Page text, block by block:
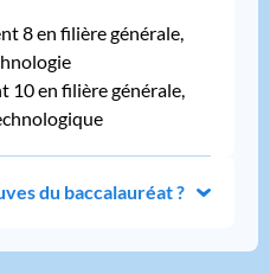
8 en filière générale,
10 en filière générale,
du baccalauréat ?